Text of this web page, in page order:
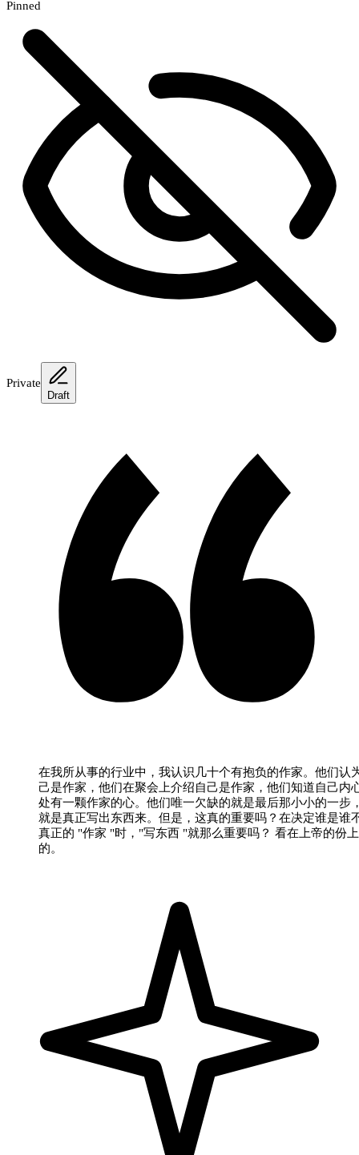
Pinned
Private
Draft
在我所从事的行业中，我认识几十个有抱负的作家。他们认
己是作家，他们在聚会上介绍自己是作家，他们知道自己内
处有一颗作家的心。他们唯一欠缺的就是最后那小小的一步
就是真正写出东西来。但是，这真的重要吗？在决定谁是谁
真正的 "作家 "时，"写东西 "就那么重要吗？ 看在上帝的份
的。